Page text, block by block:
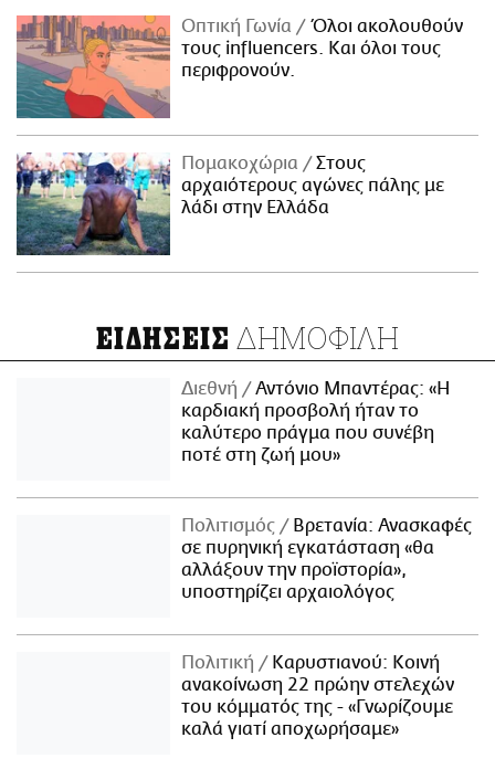
Οπτική Γωνία
Όλοι ακολουθούν
τους influencers. Και όλοι τους
περιφρονούν.
Πομακοχώρια
Στους
αρχαιότερους αγώνες πάλης με
λάδι στην Ελλάδα
ΕΙΔΗΣΕΙΣ ΔΗΜΟΦΙΛΗ
Διεθνή
Αντόνιο Μπαντέρας: «Η
καρδιακή προσβολή ήταν το
καλύτερο πράγμα που συνέβη
ποτέ στη ζωή μου»
Πολιτισμός
Βρετανία: Ανασκαφές
σε πυρηνική εγκατάσταση «θα
αλλάξουν την προϊστορία»,
υποστηρίζει αρχαιολόγος
Πολιτική
Καρυστιανού: Κοινή
ανακοίνωση 22 πρώην στελεχών
του κόμματός της - «Γνωρίζουμε
καλά γιατί αποχωρήσαμε»